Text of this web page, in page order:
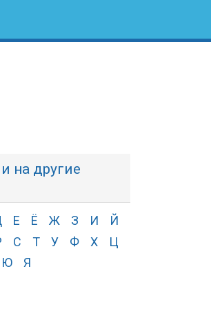
на другие
Е Ё Ж З И
Й
С Т У Ф Х
Ц
Ю Я